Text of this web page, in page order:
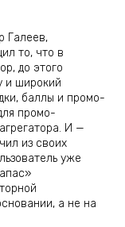
Галеев,
то, что в
до этого
и широкий
баллы и промо-
промо-
И —
из своих
уже
а не на